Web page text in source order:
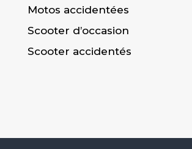
Motos accidentées
Scooter d’occasion
Scooter accidentés